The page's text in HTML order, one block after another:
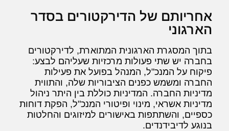
אחריותם של הדירקטורים בסדר
הארגוני
בתוך המסגרת הארגונית המתוארת, לדירקטורים
בחברה יש שתי פעולות מרכזיות שעליהם לבצע:
פיקוח על המנכ"ל, המנהל בפועל את פעילות
החברה ומשמש כפנים הציבוריות שלה, והתווית
מדיניות החברה. המדיניות כוללת בין היתר ניהול
מדיניות אשראי, מינוי ופיטורי המנכ"ל, הפקת דוחות
כספיים, והשתתפות באישורים למיזוגים והחלטות
בנוגע לדיבידנדים.